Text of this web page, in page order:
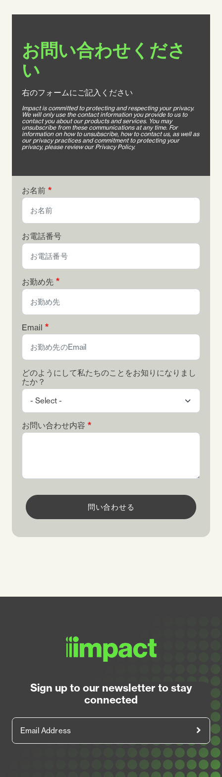
お問い合わせくださ
い
右のフォームにご記入ください
Impact is committed to protecting and respecting your privacy.
We will only use the contact information you provide to us to
contact you about our products and services. You may
unsubscribe from these communications at any time. For
information on how to unsubscribe, how to contact us, as well as
our privacy practices and commitment to protecting your
privacy, please review our Privacy Policy.
お名前
お電話番号
お勤め先
Email
どのようにして私たちのことをお知りになりまし
たか？
お問い合わせ内容
問い合わせる
Sign up to our newsletter to stay
connected